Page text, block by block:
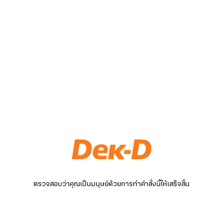
ตรวจสอบว่าคุณเป็นมนุษย์ด้วยการทำคำสั่งนี้ให้เสร็จสิ้น